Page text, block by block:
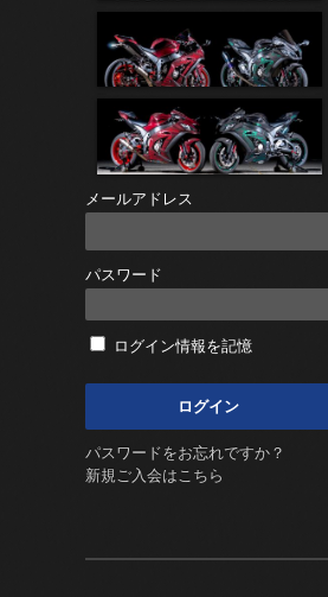
メールアドレス
パスワード
ログイン情報を記憶
パスワードをお忘れですか？
新規ご入会はこちら